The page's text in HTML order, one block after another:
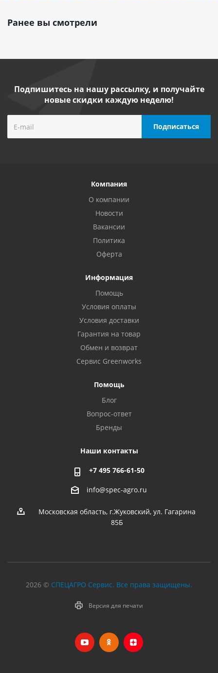
Ранее вы смотрели
Подпишитесь на нашу рассылку, и получайте
новые скидки каждую неделю!
Компания
О компании
Новости
Вакансии
Политика
Оферта
Информация
Помощь
Условия оплаты
Условия доставки
Гарантия на товар
Обмен и возврат
Сервис Greenworks
Помощь
Блог
Вопрос-ответ
Бренды
Наши контакты
+7 495 766-61-50
info@spec-agro.ru
Московская область, г.Жуковский, ул. Гагарина
85Б
2026 © СПЕЦАГРО Сервис. Все права защищены.
Версия для печати